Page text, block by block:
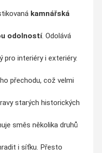
kamnářská
odolností. Odolává
pro interiéry i exteriéry.
přechodu, což velmi
starých historických
směs několika druhů
i síťku. Přesto